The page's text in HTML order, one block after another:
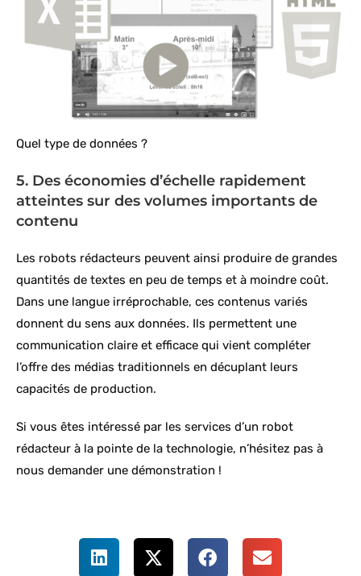
Quel type de données ?
5. Des économies d’échelle rapidement
atteintes sur des volumes importants de
contenu
Les robots rédacteurs peuvent ainsi produire de grandes
quantités de textes en peu de temps et à moindre coût.
Dans une langue irréprochable, ces contenus variés
donnent du sens aux données. Ils permettent une
communication claire et efficace qui vient compléter
l’offre des médias traditionnels en décuplant leurs
capacités de production.
Si vous êtes intéressé par les services d’un robot
rédacteur à la pointe de la technologie, n’hésitez pas à
nous demander une démonstration !